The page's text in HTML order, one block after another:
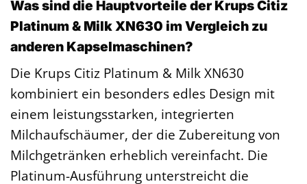
Was sind die Hauptvorteile der Krups Citiz
Platinum & Milk XN630 im Vergleich zu
anderen Kapselmaschinen?
Die Krups Citiz Platinum & Milk XN630
kombiniert ein besonders edles Design mit
einem leistungsstarken, integrierten
Milchaufschäumer, der die Zubereitung von
Milchgetränken erheblich vereinfacht. Die
Platinum-Ausführung unterstreicht die